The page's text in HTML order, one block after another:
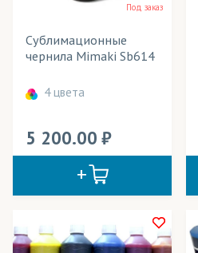
Под заказ
Сублимационные
чернила Mimaki Sb614
4 цвета
5 200.00